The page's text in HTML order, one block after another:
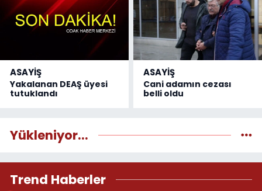
ASAYİŞ
Yakalanan DEAŞ üyesi
tutuklandı
ASAYİŞ
Cani adamın cezası
belli oldu
Yükleniyor...
Trend Haberler